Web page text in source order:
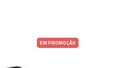
EM PROMOÇÃO